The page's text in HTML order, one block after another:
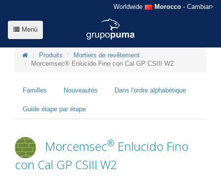
Worldwide Morocco - Cambiar
Menú
Produits
Mortiers de revêtement
Morcemsec® Enlucido Fino con Cal GP CSIII W2
Familles Nouveautés Dans l'ordre alphabétique
Guide étape par étape
Morcemsec® Enlucido Fino
con Cal GP CSIII W2